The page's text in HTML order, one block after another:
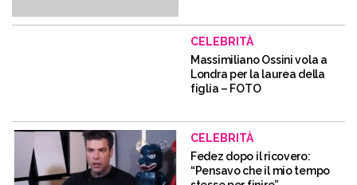
CELEBRITÀ
Massimiliano Ossini vola a
Londra per la laurea della
figlia – FOTO
CELEBRITÀ
Fedez dopo il ricovero:
“Pensavo che il mio tempo